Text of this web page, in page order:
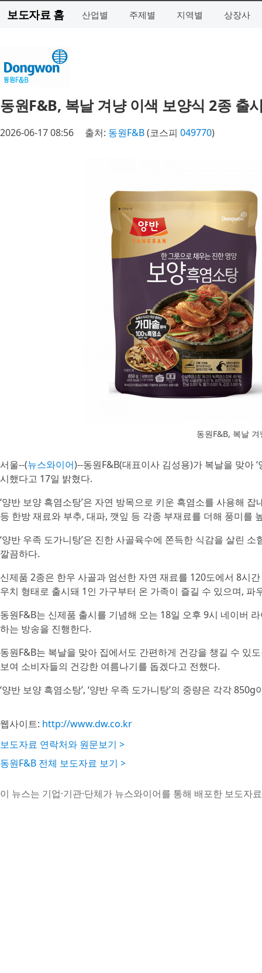
보도자료 홈 산업별 주제별 지역별 상장사
동원F&B, 복날 겨냥 이색 보양식 2종 출
2026-06-17 08:56 출처: 동원F&B(코스피 049770)
동원F&B, 복날
서울--(뉴스와이어)--동원F&B(대표이사 김성용)가 복날을 맞아
시했다고 17일 밝혔다.
‘양반 보양 흑염소탕’은 자연 방목으로 키운 흑염소를 사용해
등 한방 재료와 부추, 대파, 깻잎 등 각종 부재료를 더해 풍미를
‘양반 우족 도가니탕’은 진한 사골육수에 쫀득한 식감을 살린
깔끔하다.
신제품 2종은 한우 사골과 엄선한 자연 재료를 120도에서 8시
우치 형태로 출시돼 1인 가구부터 온 가족이 즐길 수 있으며,
동원F&B는 신제품 출시를 기념해 오는 18일 오후 9시 네이버
하는 방송을 진행한다.
동원F&B는 복날을 맞아 집에서도 간편하게 건강을 챙길 수 있
보여 소비자들의 건강한 여름나기를 돕겠다고 전했다.
‘양반 보양 흑염소탕’, ‘양반 우족 도가니탕’의 중량은 각각
웹사이트: http://www.dw.co.kr
보도자료 연락처와 원문보기 >
동원F&B 전체 보도자료 보기 >
이 뉴스는 기업·기관·단체가 뉴스와이어를 통해 배포한 보도자